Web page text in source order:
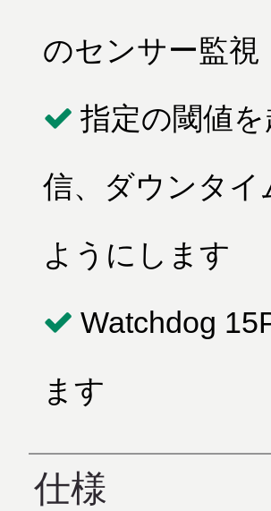
のセンサー監視
指定の閾値
信、ダウンタ
ようにします
Watchdog
ます
仕様